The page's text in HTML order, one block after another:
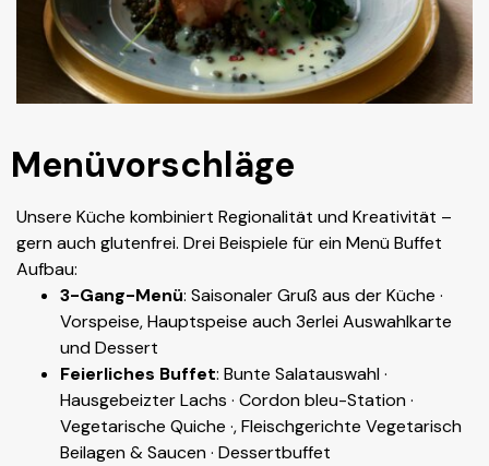
Menüvorschläge
Unsere Küche kombiniert Regionalität und Kreativität –
gern auch glutenfrei. Drei Beispiele für ein Menü Buffet
Aufbau:
3-Gang-Menü: Saisonaler Gruß aus der Küche ·
Vorspeise, Hauptspeise auch 3erlei Auswahlkarte
und Dessert
Feierliches Buffet: Bunte Salatauswahl ·
Hausgebeizter Lachs · Cordon bleu-Station ·
Vegetarische Quiche ·, Fleischgerichte Vegetarisch
Beilagen & Saucen · Dessertbuffet